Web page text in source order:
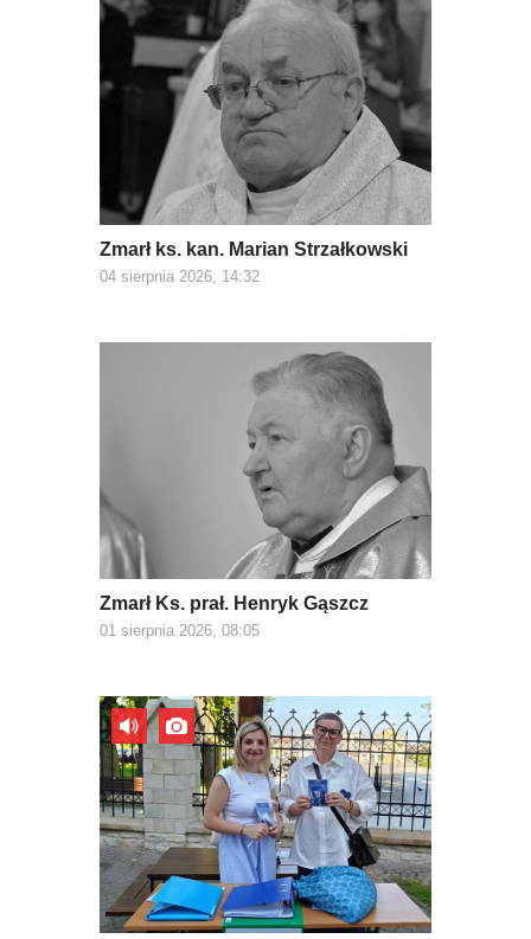
Zmarł ks. kan. Marian Strzałkowski
04 sierpnia 2026, 14:32
Zmarł Ks. prał. Henryk Gąszcz
01 sierpnia 2026, 08:05